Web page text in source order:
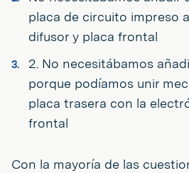
placa de circuito impreso
difusor y placa frontal
2. No necesitábamos
porque podíamos unir
placa trasera con la
frontal
Con la mayoría de las